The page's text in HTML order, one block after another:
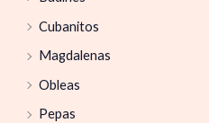
Cubanitos
Magdalenas
Obleas
Pepas